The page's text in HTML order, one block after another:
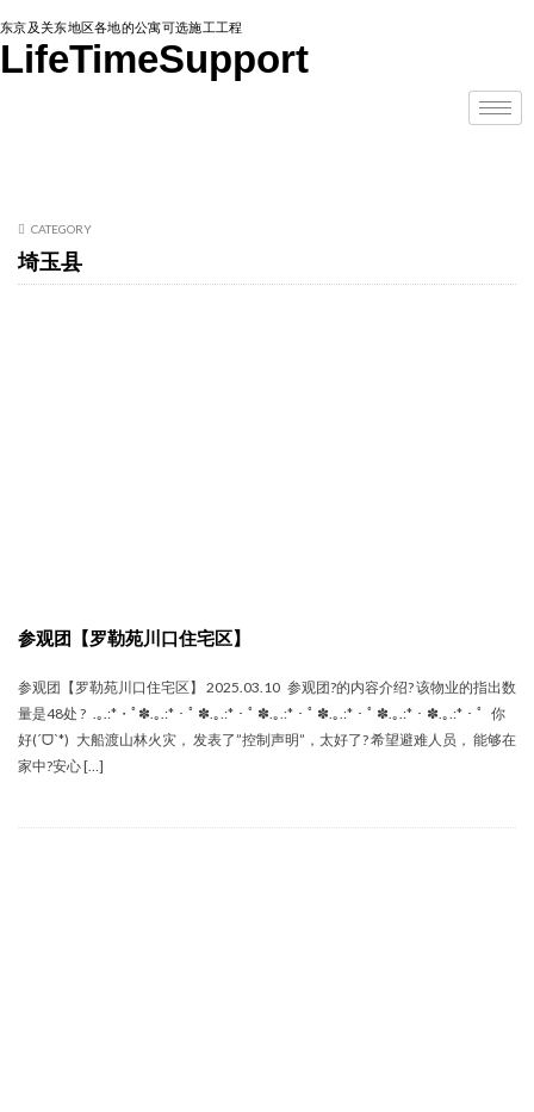
东京及关东地区各地的公寓可选施工工程
LifeTimeSupport
CATEGORY
埼玉县
参观团【罗勒苑川口住宅区】
参观团【罗勒苑川口住宅区】 2025.03.10 参观团‍?的内容介绍? 该物业的指出数
量是48处 ? .｡.:*・ﾟ✽.｡.:*・ﾟ ✽.｡.:*・ﾟ ✽.｡.:*・ﾟ ✽.｡.:*・ﾟ ✽.｡.:*・✽.｡.:*・ﾟ 你
好(ˊᗜˋ*) 大船渡山林火灾， 发表了”控制声明”，太好了? 希望避难人员， 能够在
家中?安心 […]